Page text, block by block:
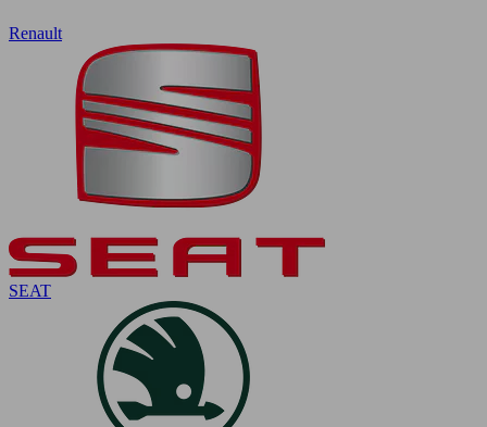
Renault
SEAT